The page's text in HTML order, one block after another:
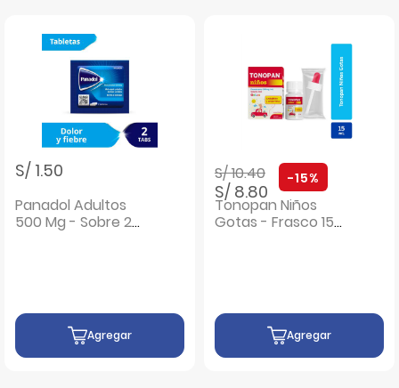
S/ 1.50
Panadol Adultos
500 Mg - Sobre 2
Agregar
Precio rebajado de
S/ 10.40a
S/ 8.80
-15%
Tonopan Niños
Gotas - Frasco 15
Agregar